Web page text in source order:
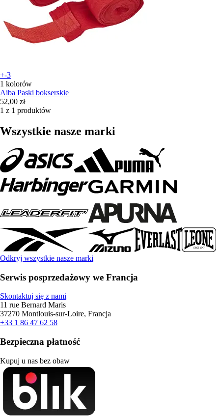
+-3
1 kolorów
Aiba Paski bokserskie
52,00 zł
1 z 1 produktów
Wszystkie nasze marki
Odkryj wszystkie nasze marki
Serwis posprzedażowy we Francja
Skontaktuj się z nami
11 rue Bernard Maris
37270 Montlouis-sur-Loire, Francja
+33 1 86 47 62 58
Bezpieczna płatność
Kupuj u nas bez obaw